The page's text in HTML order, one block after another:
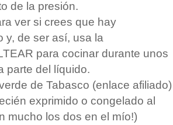
de la presión.
ver si crees que hay
y, de ser así, usa la
para cocinar durante unos
parte del líquido.
de Tabasco (enlace afiliado)
exprimido o congelado al
mucho los dos en el mío!)